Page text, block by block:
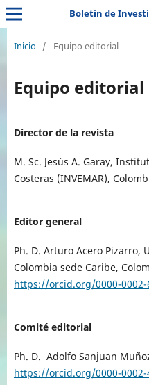
Boletín de
Inicio / Equipo editorial
Equipo editorial
Director de la revista
M. Sc. Jesús A. Garay,
Costeras (INVEMAR),
Editor general
Ph. D. Arturo Acero Pizarro,
Colombia sede Caribe,
https://orcid.org/0000-0002-
Comité editorial
Ph. D. Adolfo Sanjuan
https://orcid.org/0000-0002-